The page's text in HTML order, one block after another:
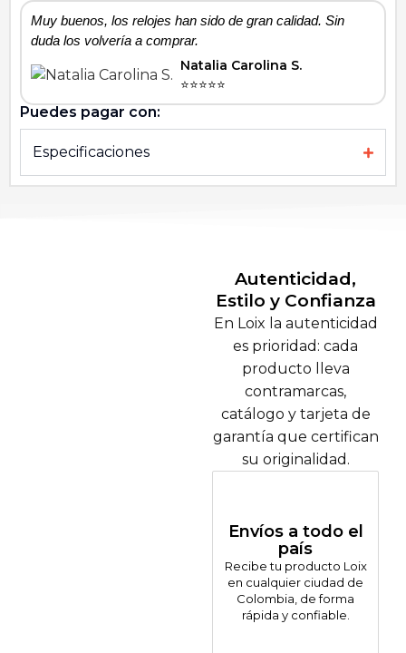
Muy buenos, los relojes han sido de gran calidad. Sin
duda los volvería a comprar.
Natalia Carolina S.
⭐⭐⭐⭐⭐
Puedes pagar con:
Especificaciones
Autenticidad,
Estilo y Confianza
En Loix la autenticidad
es prioridad: cada
producto lleva
contramarcas,
catálogo y tarjeta de
garantía que certifican
su originalidad.
Envíos a todo el
país
Recibe tu producto Loix
en cualquier ciudad de
Colombia, de forma
rápida y confiable.